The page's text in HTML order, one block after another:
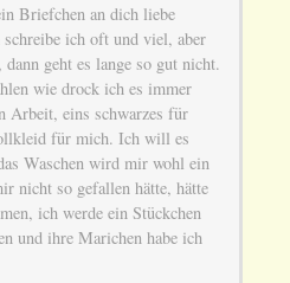
Briefchen an dich liebe
schreibe ich oft und viel, aber
geht es lange so gut nicht.
wie drock ich es immer
Arbeit, eins schwarzes für
für mich. Ich will es
Waschen wird mir wohl ein
nicht so gefallen hätte, hätte
ich werde ein Stückchen
und ihre Marichen habe ich